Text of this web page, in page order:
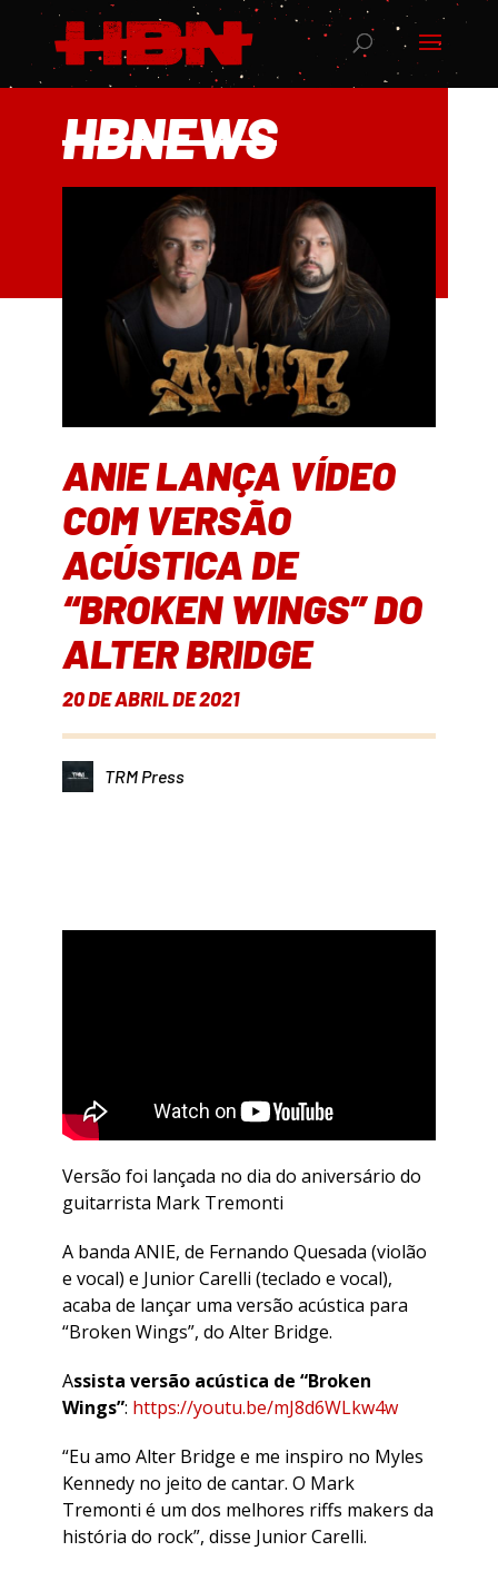
HBNEWS
ANIE LANÇA VÍDEO
COM VERSÃO
ACÚSTICA DE
“BROKEN WINGS” DO
ALTER BRIDGE
20 DE ABRIL DE 2021
TRM Press
Versão foi lançada no dia do aniversário do
guitarrista Mark Tremonti
A banda ANIE, de Fernando Quesada (violão
e vocal) e Junior Carelli (teclado e vocal),
acaba de lançar uma versão acústica para
“Broken Wings”, do Alter Bridge.
Assista versão acústica de “Broken
Wings”: https://youtu.be/mJ8d6WLkw4w
“Eu amo Alter Bridge e me inspiro no Myles
Kennedy no jeito de cantar. O Mark
Tremonti é um dos melhores riffs makers da
história do rock”, disse Junior Carelli.